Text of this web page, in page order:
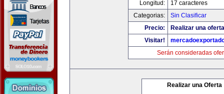
Longitud:
17 caracteres
Categorias:
Sin Clasificar
Precio:
Realizar una
Visitar!
Serán consideradas
Realizar una Oferta